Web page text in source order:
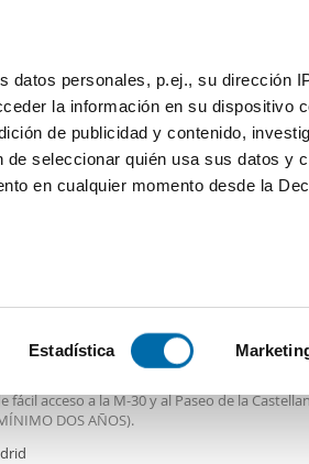
datos personales, p.ej., su dirección
la información en su dispositivo
de publicidad y contenido,
seleccionar quién usa sus datos y
en cualquier momento desde la
para buscar características
sus datos personales y establezca
o retirar su consentimiento en
Estadística
Habitaciones Más filtros - 2
acceso a la M-30 y al Paseo de la
DOS AÑOS).